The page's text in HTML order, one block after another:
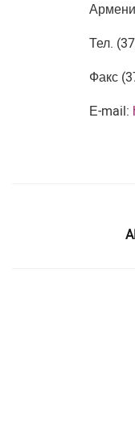
Тел.
Факс
Е-mail: